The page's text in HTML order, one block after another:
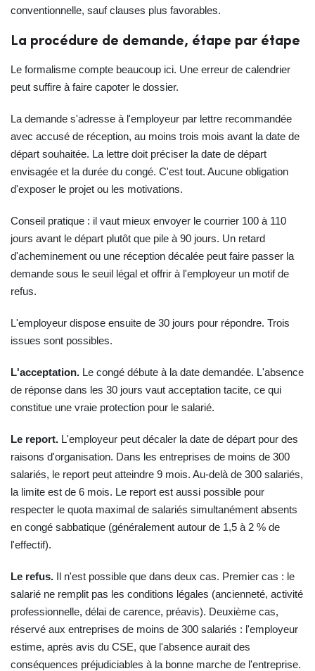
conventionnelle, sauf clauses plus favorables.
La procédure de demande, étape par étape
Le formalisme compte beaucoup ici. Une erreur de calendrier
peut suffire à faire capoter le dossier.
La demande s'adresse à l'employeur par lettre recommandée
avec accusé de réception, au moins trois mois avant la date de
départ souhaitée. La lettre doit préciser la date de départ
envisagée et la durée du congé. C'est tout. Aucune obligation
d'exposer le projet ou les motivations.
Conseil pratique : il vaut mieux envoyer le courrier 100 à 110
jours avant le départ plutôt que pile à 90 jours. Un retard
d'acheminement ou une réception décalée peut faire passer la
demande sous le seuil légal et offrir à l'employeur un motif de
refus.
L'employeur dispose ensuite de 30 jours pour répondre. Trois
issues sont possibles.
L'acceptation. Le congé débute à la date demandée. L'absence
de réponse dans les 30 jours vaut acceptation tacite, ce qui
constitue une vraie protection pour le salarié.
Le report. L'employeur peut décaler la date de départ pour des
raisons d'organisation. Dans les entreprises de moins de 300
salariés, le report peut atteindre 9 mois. Au‑delà de 300 salariés,
la limite est de 6 mois. Le report est aussi possible pour
respecter le quota maximal de salariés simultanément absents
en congé sabbatique (généralement autour de 1,5 à 2 % de
l'effectif).
Le refus. Il n'est possible que dans deux cas. Premier cas : le
salarié ne remplit pas les conditions légales (ancienneté, activité
professionnelle, délai de carence, préavis). Deuxième cas,
réservé aux entreprises de moins de 300 salariés : l'employeur
estime, après avis du CSE, que l'absence aurait des
conséquences préjudiciables à la bonne marche de l'entreprise.